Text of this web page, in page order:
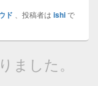
ド 、投稿者は ishiで
ました。